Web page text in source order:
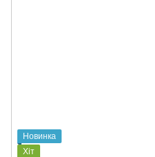
Новинка
Хіт